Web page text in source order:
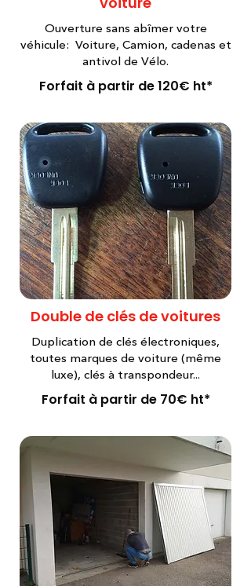
Ouverture sans abîmer votre
véhicule: Voiture, Camion, cadenas et
antivol de Vélo.
Forfait à partir de 120€ ht*
Double de clés de voitures
Duplication de clés électroniques,
toutes marques de voiture (même
luxe), clés à transpondeur...
Forfait à partir de 70€ ht*